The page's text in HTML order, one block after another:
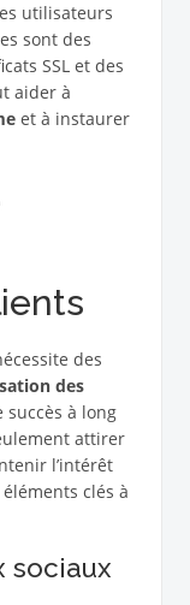
utilisateurs
sont des
SSL et des
aider à
et à instaurer
des
des
à long
attirer
l’intérêt
clés à
sociaux